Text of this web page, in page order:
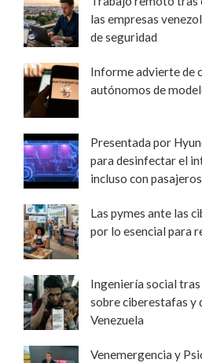
las empresas
de seguridad
Informe advierte de
autónomos de
Presentada por
para desinfectar el
incluso con
Las pymes ante las
por lo esencial para
Ingeniería social
sobre ciberestafas y
Venezuela
Venemergencia y